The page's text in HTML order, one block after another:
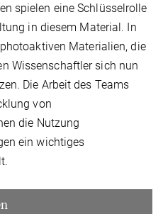
spielen eine Schlüsselrolle
in diesem Material. In
Materialien, die
Wissenschaftler sich nun
Die Arbeit des Teams
von
die Nutzung
ein wichtiges